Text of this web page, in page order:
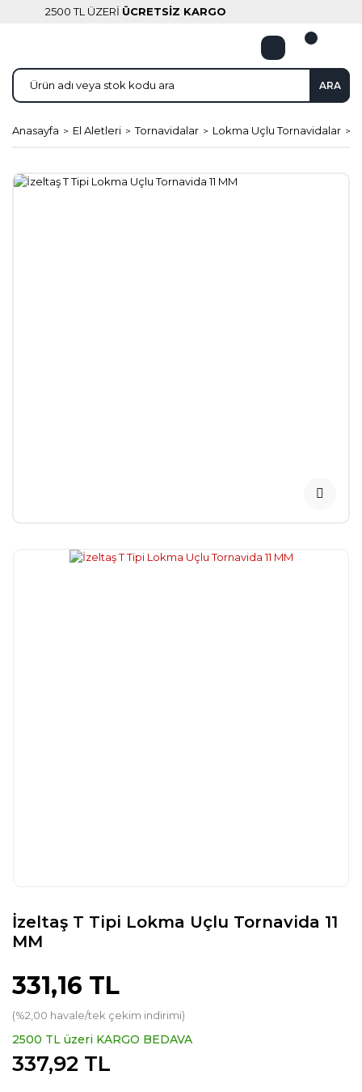
2500 TL ÜZERİ ÜCRETSİZ KARGO
ARA
Anasayfa El Aletleri Tornavidalar Lokma Uçlu Tornavidalar
İzeltaş T Tipi Lokma Uçlu Tornavida 11
MM
331,16 TL
(%2,00 havale/tek çekim indirimi)
2500 TL üzeri KARGO BEDAVA
337,92 TL